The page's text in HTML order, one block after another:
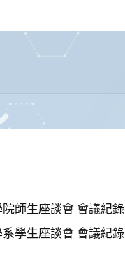
師生座談會 會議紀錄
學生座談會 會議紀錄